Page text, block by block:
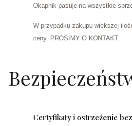
Okapnik pasuje na wszystkie
W przypadku zakupu większej
ceny. PROSIMY O KONTAKT
Certyfikaty i ostrzeżenie